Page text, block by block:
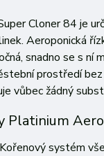
Cloner 84 je
Aeroponická
snadno se s ní
prostředí bez
vůbec žádný
Platinium
Kořenový systém